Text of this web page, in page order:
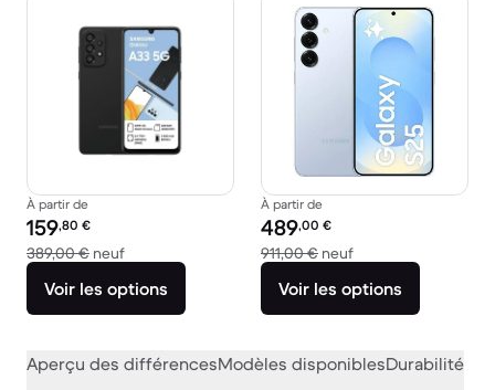
À partir de
Prix reconditionné :
159,80 €
389,00 € neufcontre 389,00 € neuf
Voir les options
À partir de
Prix reconditionné :
489,00 €
911,00 € neufcontre 911,00 € neuf
Voir les options
Aperçu des différencesModèles disponiblesDurabilité